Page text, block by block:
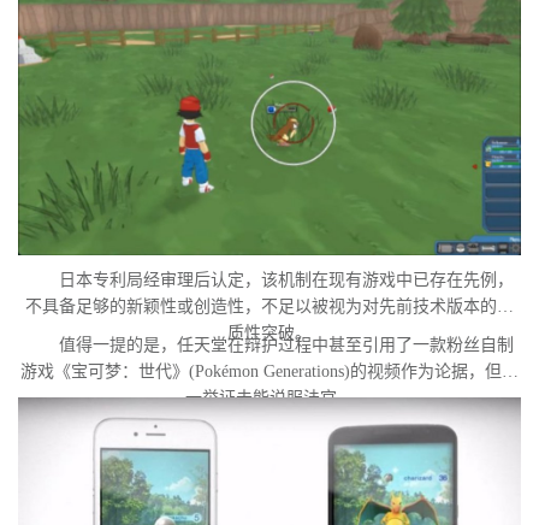
发起诉讼的直接原因。
日本专利局经审理后认定，该机制在现有游戏中已存在先例，
不具备足够的新颖性或创造性，不足以被视为对先前技术版本的实
质性突破。
值得一提的是，任天堂在辩护过程中甚至引用了一款粉丝自制
游戏《宝可梦：世代》(Pokémon Generations)的视频作为论据，但这
一举证未能说服法官。